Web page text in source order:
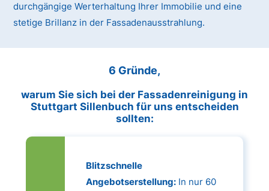
durchgängige Werterhaltung Ihrer Immobilie und eine
stetige Brillanz in der Fassadenausstrahlung.
6 Gründe,
warum Sie sich bei der Fassadenreinigung in
Stuttgart Sillenbuch für uns entscheiden
sollten:
Blitzschnelle
Angebotserstellung:In nur 60